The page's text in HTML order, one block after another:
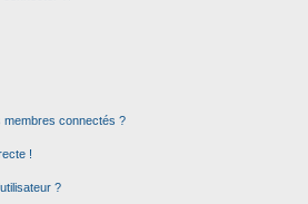
membres connectés ?
!
?